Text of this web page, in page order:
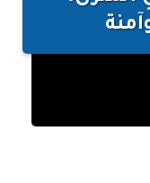
والجمال
والولادة